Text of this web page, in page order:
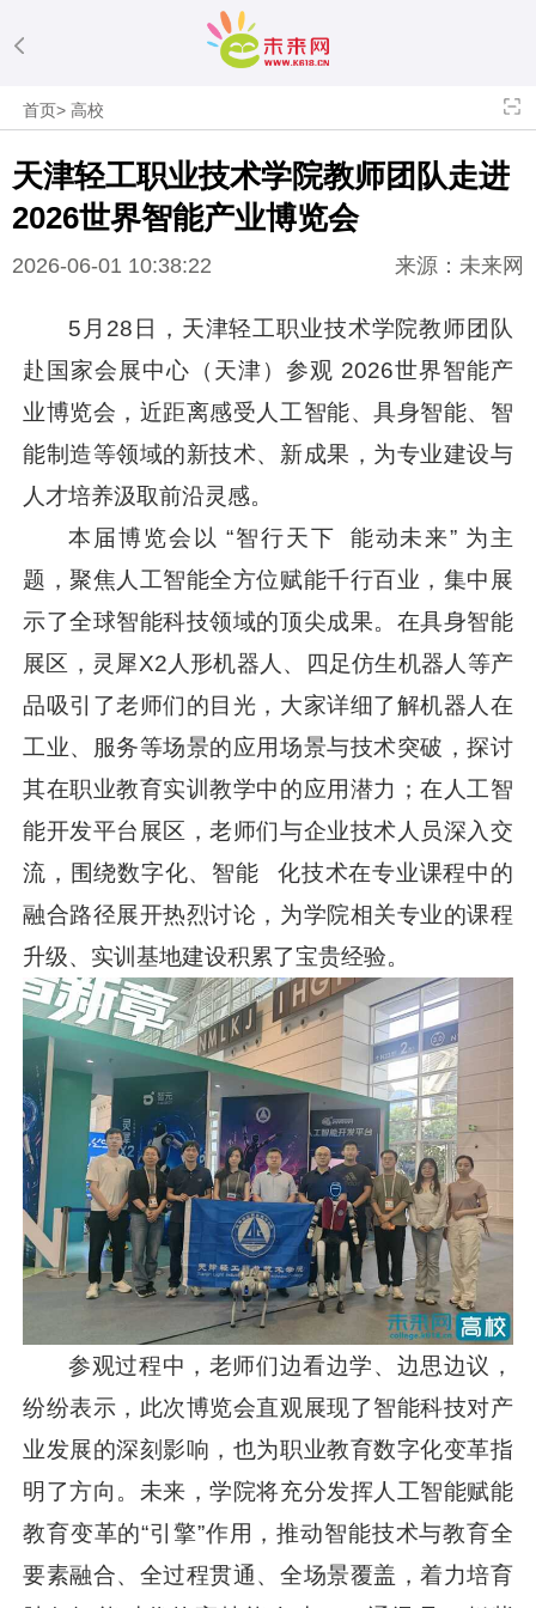
首页>高校
天津轻工职业技术学院教师团队走进
2026世界智能产业博览会
2026-06-01 10:38:22 来源：未来网
5月28日，天津轻工职业技术学院教师团队
赴国家会展中心（天津）参观 2026世界智能产
业博览会，近距离感受人工智能、具身智能、智
能制造等领域的新技术、新成果，为专业建设与
人才培养汲取前沿灵感。
本届博览会以 “智行天下 能动未来” 为主
题，聚焦人工智能全方位赋能千行百业，集中展
示了全球智能科技领域的顶尖成果。在具身智能
展区，灵犀X2人形机器人、四足仿生机器人等产
品吸引了老师们的目光，大家详细了解机器人在
工业、服务等场景的应用场景与技术突破，探讨
其在职业教育实训教学中的应用潜力；在人工智
能开发平台展区，老师们与企业技术人员深入交
流，围绕数字化、智能 化技术在专业课程中的
融合路径展开热烈讨论，为学院相关专业的课程
升级、实训基地建设积累了宝贵经验。
参观过程中，老师们边看边学、边思边议，
纷纷表示，此次博览会直观展现了智能科技对产
业发展的深刻影响，也为职业教育数字化变革指
明了方向。未来，学院将充分发挥人工智能赋能
教育变革的“引擎”作用，推动智能技术与教育全
要素融合、全过程贯通、全场景覆盖，着力培育